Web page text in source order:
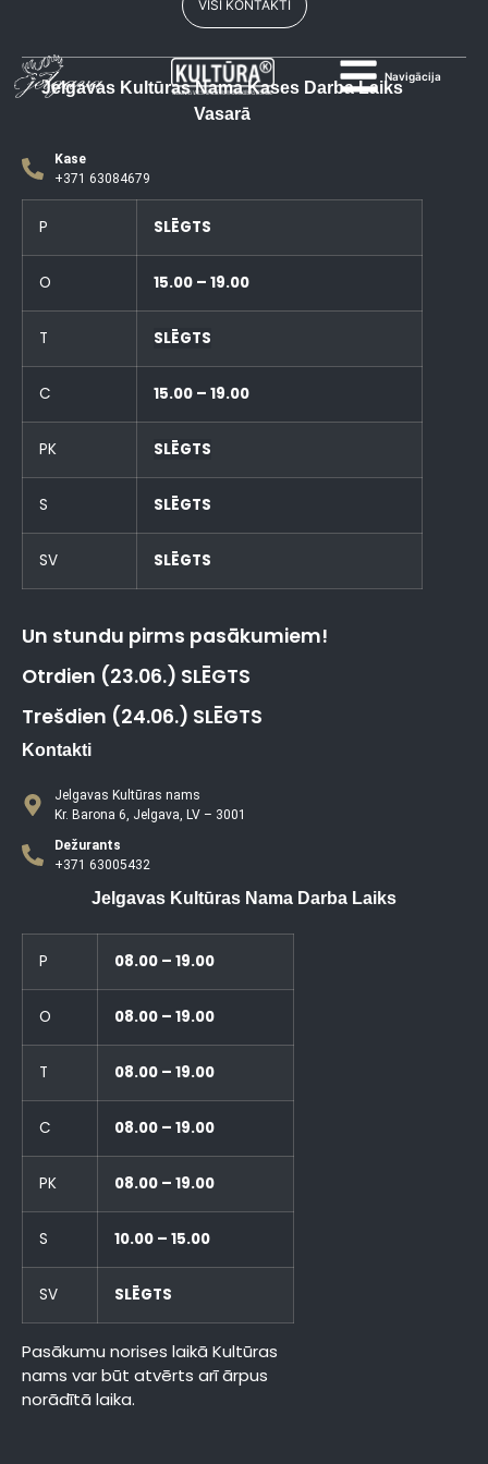
Navigācija
VISI KONTAKTI
Jelgavas Kultūras Nama Kases Darba Laiks
Vasarā
Kase
+371 63084679
P SLĒGTS
O 15.00 – 19.00
T SLĒGTS
C 15.00 – 19.00
PK SLĒGTS
S SLĒGTS
SV SLĒGTS
Un stundu pirms pasākumiem!
Otrdien (23.06.) SLĒGTS
Trešdien (24.06.) SLĒGTS
Kontakti
Jelgavas Kultūras nams
Kr. Barona 6, Jelgava, LV – 3001
Dežurants
+371 63005432
Jelgavas Kultūras Nama Darba Laiks
P 08.00 – 19.00
O 08.00 – 19.00
T 08.00 – 19.00
C 08.00 – 19.00
PK 08.00 – 19.00
S 10.00 – 15.00
SV SLĒGTS
Pasākumu norises laikā Kultūras
nams var būt atvērts arī ārpus
norādītā laika.